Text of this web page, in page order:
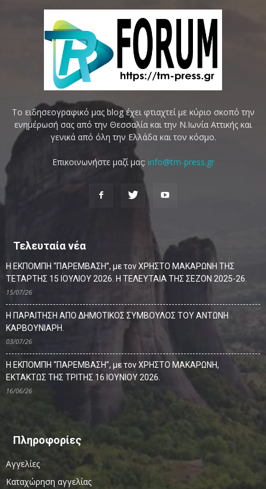
Το ειδησεογραφικό μας blog έχει φτιαχτεί με κύριο σκοπό την
ενημέρωσή σας από την Θεσσαλία και την Ν.Ιωνία Αττικής και
γενικά από όλη την Ελλάδα και τον κόσμο.
Επικοινωνήστε μαζί μας: info@tm-press.gr
Τελευταία νέα
Η ΕΚΠΟΜΠΗ “ΠΑΡΕΜΒΑΣΗ”, με τον ΧΡΗΣΤΟ ΜΑΚΑΡΩΝΗ ΤΗΣ
ΤΕΤΑΡΤΗΣ 15 ΙΟΥΛΙΟΥ 2026. Η ΤΕΛΕΥΤΑΙΑ ΤΗΣ ΣΕΖΟΝ 2025-26.
15/07/26
Η ΠΑΡΑΙΤΗΣΗ ΑΠΟ ΔΗΜΟΤΙΚΟΣ ΣΥΜΒΟΥΛΟΣ ΤΟΥ ΑΝΤΩΝΗ
ΚΑΡΒΟΥΝΙΑΡΗ.
03/07/26
Η ΕΚΠΟΜΠΗ “ΠΑΡΕΜΒΑΣΗ”, με τον ΧΡΗΣΤΟ ΜΑΚΑΡΩΝΗ,
ΕΚΤΑΚΤΩΣ ΤΗΣ ΤΡΙΤΗΣ 16 ΙΟΥΝΙΟΥ 2026.
16/06/26
Πληροφορίες
Αγγελίες
Καταχώρηση αγγελίας